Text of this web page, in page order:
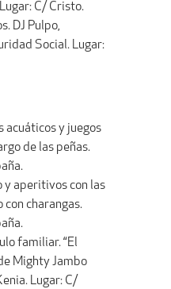
C/ Cristo.
DJ Pulpo,
Social. Lugar:
acuáticos y juegos
de las peñas.
y aperitivos con las
con charangas.
familiar. “El
Mighty Jambo
Lugar: C/